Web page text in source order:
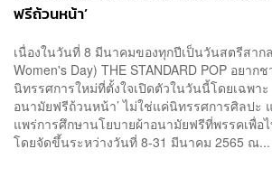
ฟรีถ้วนหน้า’
เนื่องในวันที่ 8 มีนาคมของทุกปีเป็นวันสตรีสาก
Women's Day) THE STANDARD POP อยา
นิทรรศการใหม่ที่ตั้งใจเปิดตัวในวันนี้โดยเฉพา
อนามัยฟรีถ้วนหน้า’ ไม่ใช่แค่นิทรรศการศิลปะ
แพร่การศึกษานโยบายผ้าอนามัยฟรีที่พรรคเพื่อ
โดยจัดขึ้นระหว่างวันที่ 8-31 มีนาคม 2565 ณ...